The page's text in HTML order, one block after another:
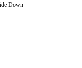
Down